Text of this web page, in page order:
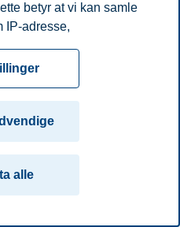
betyr at vi kan samle
IP-adresse,
at nettsiden skal
eller tilpasse ditt
hvilke
formålene i innstillinger
når som helst endre
i innstillingene ved å
alle